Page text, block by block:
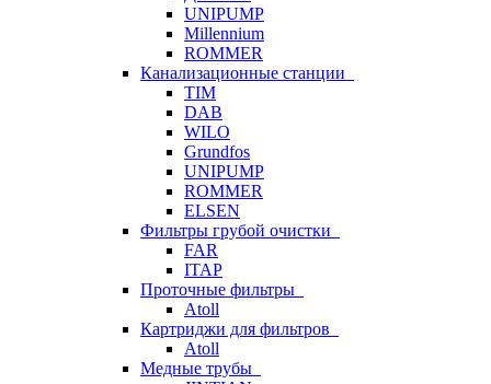
UNIPUMP
Millennium
ROMMER
Канализационные станции
TIM
DAB
WILO
Grundfos
UNIPUMP
ROMMER
ELSEN
Фильтры грубой очистки
FAR
ITAP
Проточные фильтры
Atoll
Картриджи для фильтров
Atoll
Медные трубы